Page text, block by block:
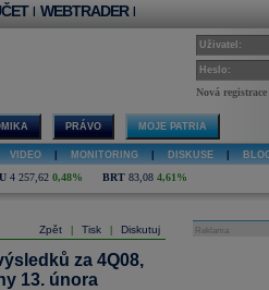
| WEBTRADER |
Uživatel:
Heslo:
Nová registrace
PRÁVO MOJE PATRIA
VIDEO MONITORING DISKUSE
4 257,62 0,48% BRT 83,08 4,61%
Zpět Tisk Diskutuj
za 4Q08,
13. února
Reklama